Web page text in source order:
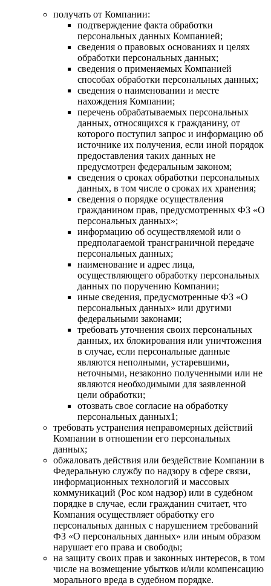
получать от Компании:
подтверждение факта обработки
персональных данных Компанией;
сведения о правовых основаниях и целях
обработки персональных данных;
сведения о применяемых Компанией
способах обработки персональных данных;
сведения о наименовании и месте
нахождения Компании;
перечень обрабатываемых персональных
данных, относящихся к гражданину, от
которого поступил запрос и информацию об
источнике их получения, если иной порядок
предоставления таких данных не
предусмотрен федеральным законом;
сведения о сроках обработки персональных
данных, в том числе о сроках их хранения;
сведения о порядке осуществления
гражданином прав, предусмотренных ФЗ «О
персональных данных»;
информацию об осуществляемой или о
предполагаемой трансграничной передаче
персональных данных;
наименование и адрес лица,
осуществляющего обработку персональных
данных по поручению Компании;
иные сведения, предусмотренные ФЗ «О
персональных данных» или другими
федеральными законами;
требовать уточнения своих персональных
данных, их блокирования или уничтожения
в случае, если персональные данные
являются неполными, устаревшими,
неточными, незаконно полученными или не
являются необходимыми для заявленной
цели обработки;
отозвать свое согласие на обработку
персональных данных1;
требовать устранения неправомерных действий
Компании в отношении его персональных
данных;
обжаловать действия или бездействие Компании в
Федеральную службу по надзору в сфере связи,
информационных технологий и массовых
коммуникаций (Рос ком надзор) или в судебном
порядке в случае, если гражданин считает, что
Компания осуществляет обработку его
персональных данных с нарушением требований
ФЗ «О персональных данных» или иным образом
нарушает его права и свободы;
на защиту своих прав и законных интересов, в том
числе на возмещение убытков и/или компенсацию
морального вреда в судебном порядке.